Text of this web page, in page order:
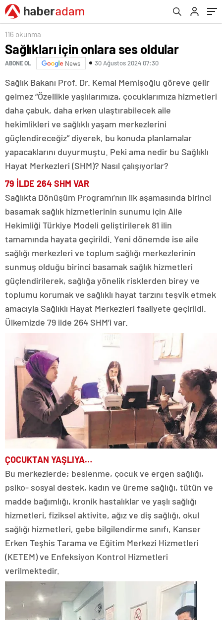
116 okunma
Sağlıkları için onlara ses oldular
ABONE OL News 30 Ağustos 2024 07:30
Sağlık Bakanı Prof. Dr. Kemal Memişoğlu göreve gelir
gelmez “Özellikle yaşlılarımıza, çocuklarımıza hizmetleri
daha çabuk, daha erken ulaştırabilecek aile
hekimlikleri ve sağlıklı yaşam merkezlerini
güçlendireceğiz” diyerek, bu konuda planlamalar
yapacaklarını duyurmuştu. Peki ama nedir bu Sağlıklı
Hayat Merkezleri (SHM)? Nasıl çalışıyorlar?
79 İLDE 264 SHM VAR
Sağlıkta Dönüşüm Programı’nın ilk aşamasında birinci
basamak sağlık hizmetlerinin sunumu için Aile
Hekimliği Türkiye Modeli geliştirilerek 81 ilin
tamamında hayata geçirildi. Yeni dönemde ise aile
sağlığı merkezleri ve toplum sağlığı merkezlerinin
sunmuş olduğu birinci basamak sağlık hizmetleri
güçlendirilerek, sağlığa yönelik risklerden birey ve
toplumu korumak ve sağlıklı hayat tarzını teşvik etmek
amacıyla Sağlıklı Hayat Merkezleri faaliyete geçirildi.
Ülkemizde 79 ilde 264 SHM’i var.
ÇOCUKTAN YAŞLIYA…
Bu merkezlerde; beslenme, çocuk ve ergen sağlığı,
psiko- sosyal destek, kadın ve üreme sağlığı, tütün ve
madde bağımlığı, kronik hastalıklar ve yaşlı sağlığı
hizmetleri, fiziksel aktivite, ağız ve diş sağlığı, okul
sağlığı hizmetleri, gebe bilgilendirme sınıfı, Kanser
Erken Teşhis Tarama ve Eğitim Merkezi Hizmetleri
(KETEM) ve Enfeksiyon Kontrol Hizmetleri
verilmektedir.